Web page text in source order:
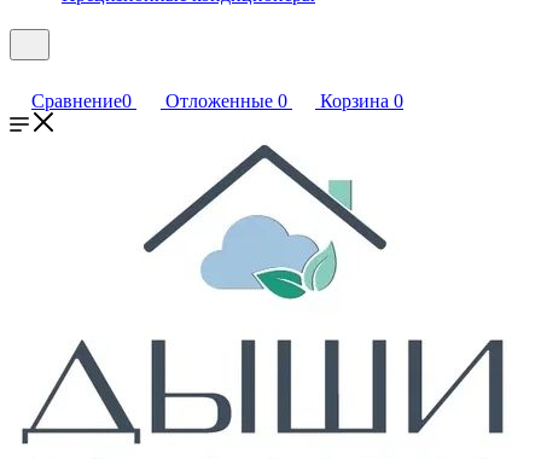
Сравнение0 Отложенные 0 Корзина 0